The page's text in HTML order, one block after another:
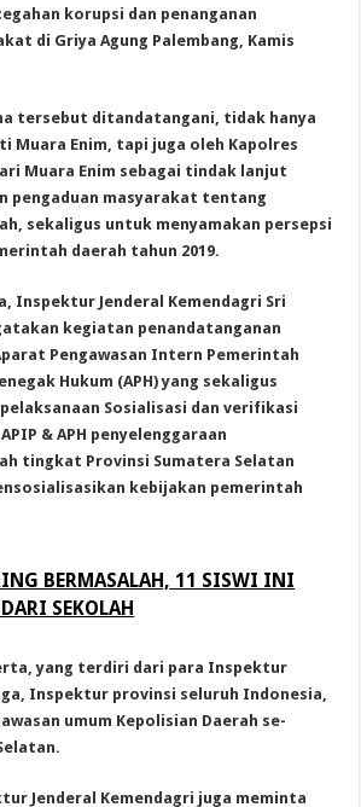
korupsi dan penanganan
di Griya Agung Palembang, Kamis
tersebut ditandatangani, tidak hanya
Muara Enim, tapi juga oleh Kapolres
Muara Enim sebagai tindak lanjut
pengaduan masyarakat tentang
sekaligus untuk menyamakan persepsi
daerah tahun 2019.
Inspektur Jenderal Kemendagri Sri
kegiatan penandatanganan
Pengawasan Intern Pemerintah
Hukum (APH) yang sekaligus
Sosialisasi dan verifikasi
& APH penyelenggaraan
tingkat Provinsi Sumatera Selatan
kebijakan pemerintah
BERMASALAH, 11 SISWI INI
SEKOLAH
yang terdiri dari para Inspektur
Inspektur provinsi seluruh Indonesia,
umum Kepolisian Daerah se-
Jenderal Kemendagri juga meminta